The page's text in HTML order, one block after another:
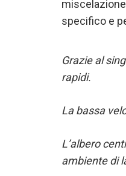
specifico e
Grazie al
rapidi.
La bassa
L’albero
ambiente di